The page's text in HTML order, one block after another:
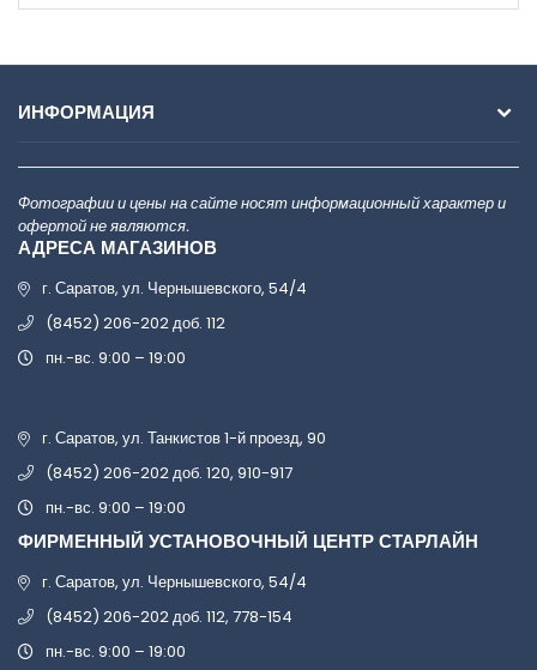
ИНФОРМАЦИЯ
Фотографии и цены на сайте носят информационный характер и
офертой не являются.
АДРЕСА МАГАЗИНОВ
г. Саратов, ул. Чернышевского, 54/4
(8452) 206-202 доб. 112
пн.-вс. 9:00 – 19:00
г. Саратов, ул. Танкистов 1-й проезд, 90
(8452) 206-202 доб. 120, 910-917
пн.-вс. 9:00 – 19:00
ФИРМЕННЫЙ УСТАНОВОЧНЫЙ ЦЕНТР СТАРЛАЙН
г. Саратов, ул. Чернышевского, 54/4
(8452) 206-202 доб. 112, 778-154
пн.-вс. 9:00 – 19:00